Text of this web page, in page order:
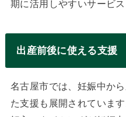
期に活用しやすいサービス
出産前後に使える支援
名古屋市では、妊娠中か
た支援も展開されています